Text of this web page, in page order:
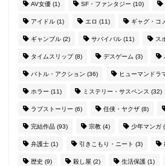
AV女優 (1) SF・ファンタジー (10)
アイドル (1) エロ (11) ギャグ・コ
ギャンブル (2) サバイバル (11) ス
タイムスリップ(8) デスゲーム (3)
バトル・アクション (36) ヒューマンドラ
ホラー (11) ミステリー・サスペンス (32)
ラブストーリー (6) 任侠・ヤクザ (8)
完結作品 (93) 宗教 (4) 少年マンガ
弁護士 (1) 引きこもり・ニート (3)
歴史 (9) 殺し屋 (2) 生活保護 (1)